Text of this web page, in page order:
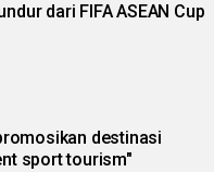
dari FIFA ASEAN Cup
destinasi
sport tourism"